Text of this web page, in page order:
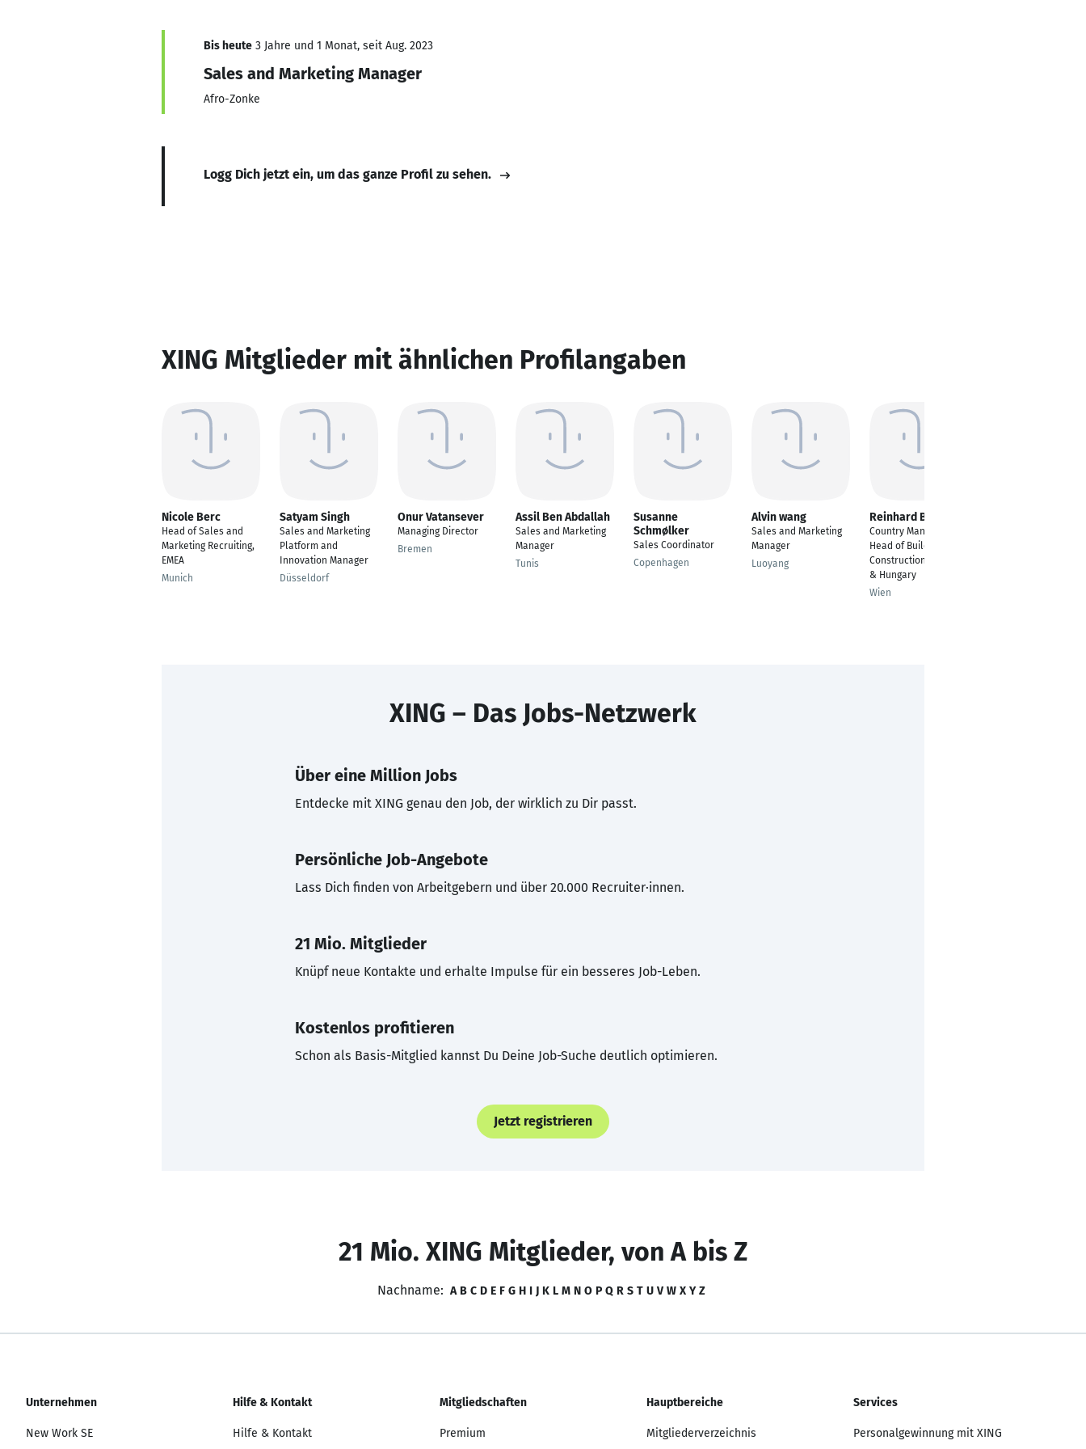
Bis heute 3 Jahre und 1 Monat, seit Aug. 2023
Sales and Marketing Manager
Afro-Zonke
Logg Dich jetzt ein, um das ganze Profil zu sehen.
XING Mitglieder mit ähnlichen Profilangaben
Nicole Berc
Head of Sales and
Marketing Recruiting,
EMEA
Munich
Satyam Singh
Sales and Marketing
Platform and
Innovation Manager
Düsseldorf
Onur Vatansever
Managing Director
Bremen
Assil Ben Abdallah
Sales and Marketing
Manager
Tunis
Susanne
Schmølker
Sales Coordinator
Copenhagen
Alvin wang
Sales and Marketing
Manager
Luoyang
Reinhard Bischof
Country Manager -
Head of Building
Construction Austria
& Hungary
Wien
XING – Das Jobs-Netzwerk
Über eine Million Jobs
Entdecke mit XING genau den Job, der wirklich zu Dir passt.
Persönliche Job-Angebote
Lass Dich finden von Arbeitgebern und über 20.000 Recruiter·innen.
21 Mio. Mitglieder
Knüpf neue Kontakte und erhalte Impulse für ein besseres Job-Leben.
Kostenlos profitieren
Schon als Basis-Mitglied kannst Du Deine Job-Suche deutlich optimieren.
Jetzt registrieren
21 Mio. XING Mitglieder, von A bis Z
Nachname: A B C D E F G H I J K L M N O P Q R S T U V W X Y Z
Unternehmen
New Work SE
Hilfe & Kontakt
Hilfe & Kontakt
Mitgliedschaften
Premium
Hauptbereiche
Mitgliederverzeichnis
Services
Personalgewinnung mit XING